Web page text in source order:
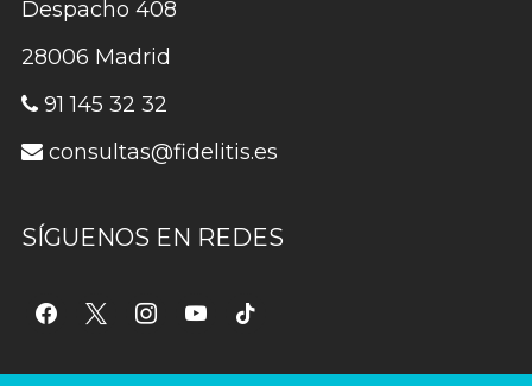
Despacho 408
28006 Madrid
91 145 32 32
consultas@fidelitis.es
SÍGUENOS EN REDES
facebook
x instagramyoutubetiktok